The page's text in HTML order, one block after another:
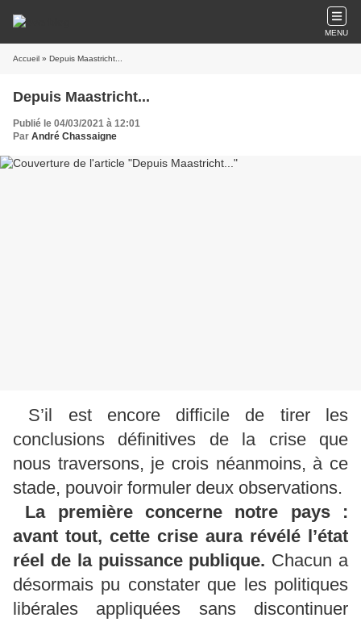
MENU
Accueil » Depuis Maastricht...
Depuis Maastricht...
Publié le 04/03/2021 à 12:01
Par André Chassaigne
S’il est encore difficile de tirer les
conclusions définitives de la crise que
nous traversons, je crois néanmoins, à ce
stade, pouvoir formuler deux observations.
La première concerne notre pays
:
avant tout, cette crise aura révélé l’état
réel de la puissance publique. Chacun a
désormais pu constater que les politiques
libérales appliquées sans discontinuer